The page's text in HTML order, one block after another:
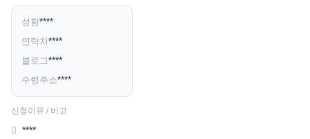
성함****
연락처 ****
블로그****
수령주소****
신청이유 / 비고
****